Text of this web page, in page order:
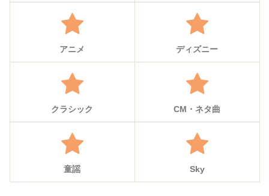
アニメ ディズニー
クラシック CM・ネタ曲
童謡 Sky